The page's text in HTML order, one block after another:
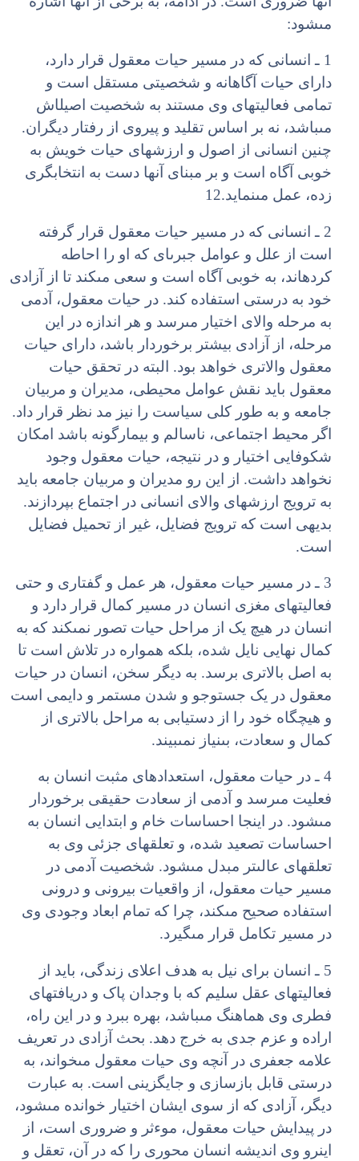
مى‏شود:
1 ـ انسانى که در مسیر حیات معقول قرار دارد،
داراى حیات آگاهانه و شخصیتى مستقل است و
تمامى فعالیت‏هاى وى مستند به شخصیت اصیل‏اش
مى‏باشد، نه بر اساس تقلید و پیروى از رفتار دیگران.
چنین انسانى از اصول و ارزش‏هاى حیات خویش به
خوبى آگاه است و بر مبناى آنها دست به انتخاب‏گرى
زده، عمل مى‏نماید.12
2 ـ انسانى که در مسیر حیات معقول قرار گرفته
است از علل و عوامل جبرى‏اى که او را احاطه
کرده‏اند، به خوبى آگاه است و سعى مى‏کند تا از آزادى
خود به درستى استفاده کند. در حیات معقول، آدمى
به مرحله والاى اختیار مى‏رسد و هر اندازه در این
مرحله، از آزادى بیشتر برخوردار باشد، داراى حیات
معقول والاترى خواهد بود. البته در تحقق حیات
معقول باید نقش عوامل محیطى، مدیران و مربیان
جامعه و به طور کلى سیاست را نیز مد نظر قرار داد.
اگر محیط اجتماعى، ناسالم و بیمارگونه باشد امکان
شکوفایى اختیار و در نتیجه، حیات معقول وجود
نخواهد داشت. از این رو مدیران و مربیان جامعه باید
به ترویج ارزش‏هاى والاى انسانى در اجتماع بپردازند.
بدیهى است که ترویج فضایل، غیر از تحمیل فضایل
است.
3 ـ در مسیر حیات معقول، هر عمل و گفتارى و حتى
فعالیت‏هاى مغزى انسان در مسیر کمال قرار دارد و
انسان در هیچ یک از مراحل حیات تصور نمى‏کند که به
کمال نهایى نایل شده، بلکه همواره در تلاش است تا
به اصل بالاترى برسد. به دیگر سخن، انسان در حیات
معقول در یک جست‏وجو و شدن مستمر و دایمى است
و هیچ‏گاه خود را از دست‏یابى به مراحل بالاترى از
کمال و سعادت، بى‏نیاز نمى‏بیند.
4 ـ در حیات معقول، استعدادهاى مثبت انسان به
فعلیت مى‏رسد و آدمى از سعادت حقیقى برخوردار
مى‏شود. در این‏جا احساسات خام و ابتدایى انسان به
احساسات تصعید شده، و تعلق‏هاى جزئى وى به
تعلق‏هاى عالى‏تر مبدل مى‏شود. شخصیت آدمى در
مسیر حیات معقول، از واقعیات بیرونى و درونى
استفاده صحیح مى‏کند، چرا که تمام ابعاد وجودى وى
در مسیر تکامل قرار مى‏گیرد.
5 ـ انسان براى نیل به هدف اعلاى زندگى، باید از
فعالیت‏هاى عقل سلیم که با وجدان پاک و دریافت‏هاى
فطرى وى هماهنگ مى‏باشد، بهره ببرد و در این راه،
اراده و عزم جدى به خرج دهد. بحث آزادى در تعریف
علامه جعفرى در آنچه وى حیات معقول مى‏خواند، به
درستى قابل بازسازى و جایگزینى است. به عبارت
دیگر، آزادى که از سوى ایشان اختیار خوانده مى‏شود،
در پیدایش حیات معقول، موءثر و ضرورى است، از
این‏رو وى اندیشه انسان محورى را که در آن، تعقل و